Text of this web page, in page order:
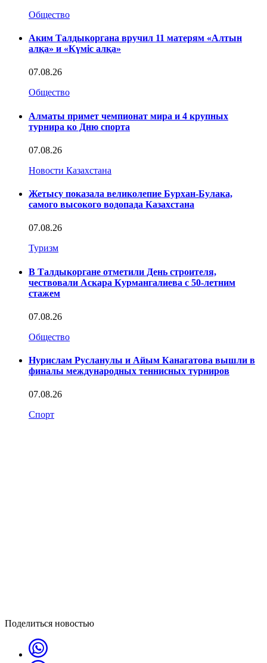
Общество
Аким Талдыкоргана вручил 11 матерям «Алтын
алқа» и «Күміс алқа»
07.08.26
Общество
Алматы примет чемпионат мира и 4 крупных
турнира ко Дню спорта
07.08.26
Новости Казахстана
Жетысу показала великолепие Бурхан-Булака,
самого высокого водопада Казахстана
07.08.26
Туризм
В Талдыкоргане отметили День строителя,
чествовали Аскара Курмангалиева с 50-летним
стажем
07.08.26
Общество
Нурислам Русланулы и Айым Канагатова вышли в
финалы международных теннисных турниров
07.08.26
Спорт
Поделиться новостью